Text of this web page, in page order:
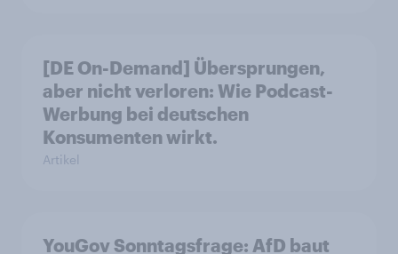
[DE On-Demand] Übersprungen,
aber nicht verloren: Wie Podcast-
Werbung bei deutschen
Konsumenten wirkt.
Artikel
YouGov Sonntagsfrage: AfD baut